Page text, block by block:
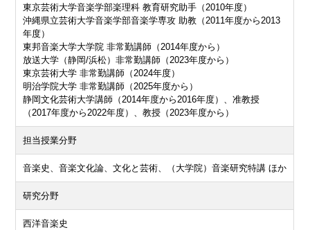
東京芸術大学音楽学部楽理科 教育研究助手（2010年度）
沖縄県立芸術大学音楽学部音楽学専攻 助教（2011年度から2013
年度）
東邦音楽大学大学院 非常勤講師（2014年度から）
放送大学（静岡/浜松）非常勤講師（2023年度から）
東京芸術大学 非常勤講師（2024年度）
明治学院大学 非常勤講師（2025年度から）
静岡文化芸術大学講師（2014年度から2016年度）、准教授
（2017年度から2022年度）、教授（2023年度から）
担当授業分野
音楽史、音楽文化論、文化と芸術、（大学院）音楽研究特講 ほか
研究分野
西洋音楽史